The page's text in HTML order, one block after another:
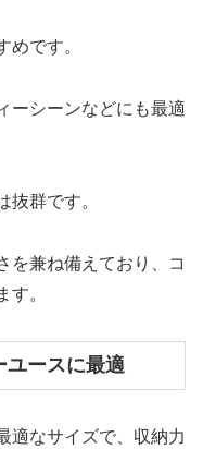
めです。
ーシーンなどにも最適
抜群です。
を兼ね備えており、コ
す。
ユースに最適
適なサイズで、収納力